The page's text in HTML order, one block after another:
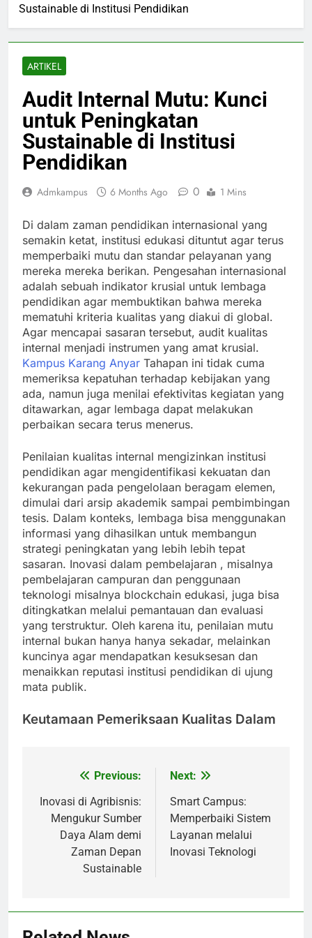
Sustainable di Institusi Pendidikan
ARTIKEL
Audit Internal Mutu: Kunci
untuk Peningkatan
Sustainable di Institusi
Pendidikan
Admkampus 6 Months Ago 0 1 Mins
Di dalam zaman pendidikan internasional yang
semakin ketat, institusi edukasi dituntut agar terus
memperbaiki mutu dan standar pelayanan yang
mereka mereka berikan. Pengesahan internasional
adalah sebuah indikator krusial untuk lembaga
pendidikan agar membuktikan bahwa mereka
mematuhi kriteria kualitas yang diakui di global.
Agar mencapai sasaran tersebut, audit kualitas
internal menjadi instrumen yang amat krusial.
Kampus Karang Anyar Tahapan ini tidak cuma
memeriksa kepatuhan terhadap kebijakan yang
ada, namun juga menilai efektivitas kegiatan yang
ditawarkan, agar lembaga dapat melakukan
perbaikan secara terus menerus.
Penilaian kualitas internal mengizinkan institusi
pendidikan agar mengidentifikasi kekuatan dan
kekurangan pada pengelolaan beragam elemen,
dimulai dari arsip akademik sampai pembimbingan
tesis. Dalam konteks, lembaga bisa menggunakan
informasi yang dihasilkan untuk membangun
strategi peningkatan yang lebih lebih tepat
sasaran. Inovasi dalam pembelajaran , misalnya
pembelajaran campuran dan penggunaan
teknologi misalnya blockchain edukasi, juga bisa
ditingkatkan melalui pemantauan dan evaluasi
yang terstruktur. Oleh karena itu, penilaian mutu
internal bukan hanya hanya sekadar, melainkan
kuncinya agar mendapatkan kesuksesan dan
menaikkan reputasi institusi pendidikan di ujung
mata publik.
Keutamaan Pemeriksaan Kualitas Dalam
navigation
Previous:
Inovasi di Agribisnis:
Mengukur Sumber
Daya Alam demi
Zaman Depan
Sustainable
Next:
Smart Campus:
Memperbaiki Sistem
Layanan melalui
Inovasi Teknologi